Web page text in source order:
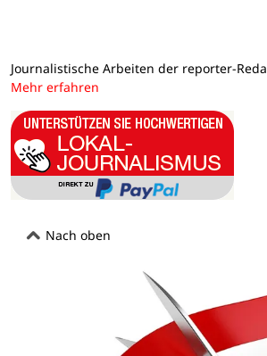
Journalistische Arbeiten der reporter-
Mehr erfahren
Nach oben